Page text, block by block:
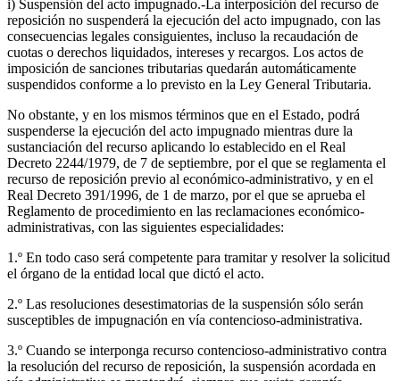
i) Suspensión del acto impugnado.-La interposición del recurso de
reposición no suspenderá la ejecución del acto impugnado, con las
consecuencias legales consiguientes, incluso la recaudación de
cuotas o derechos liquidados, intereses y recargos. Los actos de
imposición de sanciones tributarias quedarán automáticamente
suspendidos conforme a lo previsto en la Ley General Tributaria.
No obstante, y en los mismos términos que en el Estado, podrá
suspenderse la ejecución del acto impugnado mientras dure la
sustanciación del recurso aplicando lo establecido en el Real
Decreto 2244/1979, de 7 de septiembre, por el que se reglamenta el
recurso de reposición previo al económico-administrativo, y en el
Real Decreto 391/1996, de 1 de marzo, por el que se aprueba el
Reglamento de procedimiento en las reclamaciones económico-
administrativas, con las siguientes especialidades:
1.º En todo caso será competente para tramitar y resolver la solicitud
el órgano de la entidad local que dictó el acto.
2.º Las resoluciones desestimatorias de la suspensión sólo serán
susceptibles de impugnación en vía contencioso-administrativa.
3.º Cuando se interponga recurso contencioso-administrativo contra
la resolución del recurso de reposición, la suspensión acordada en